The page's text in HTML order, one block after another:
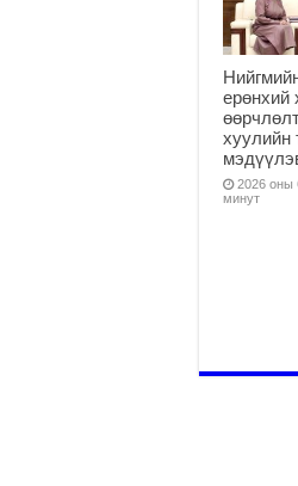
ерөнхий
хуулийн
2026 оны
минут